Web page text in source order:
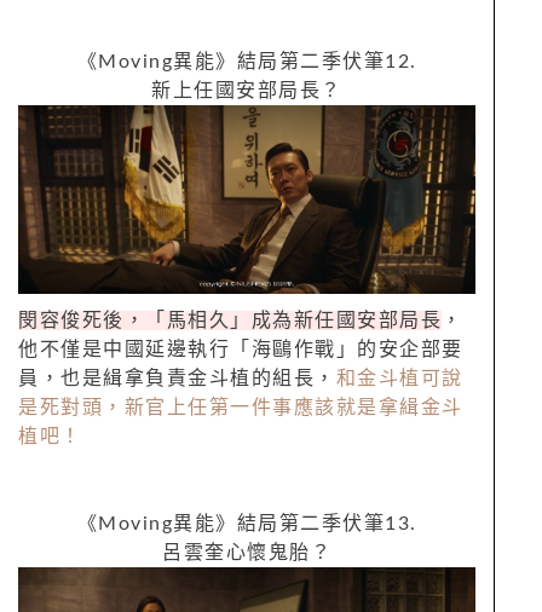
《 Moving異能》結局第二季伏筆12.
新上任國安部局長？
閔容俊死後，「馬相久」成為新任國安部局長 ，
他不僅是中國延邊執行「海鷗作戰」的安企部要
員，也是緝拿負責金斗植的組長， 和金斗植可說
是死對頭，新官上任第一件事應該就是拿緝金斗
植吧！
《 Moving異能》結局第二季伏筆13.
呂雲奎心懷鬼胎？